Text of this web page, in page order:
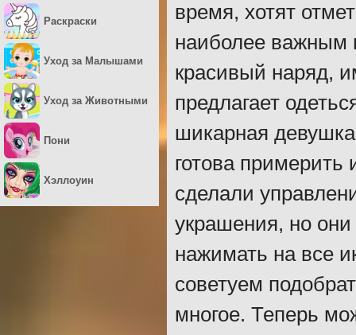
время, хотят
наиболее важным
красивый наряд,
предлагает
шикарная
готова примерить
сделали
украшения, но
нажимать на все
советуем
многое. Теперь
Раскраски
Уход за Малышами
Уход за Животными
Пони
Хэллоуин